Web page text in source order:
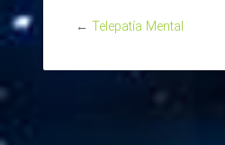
← Telepatía Mental